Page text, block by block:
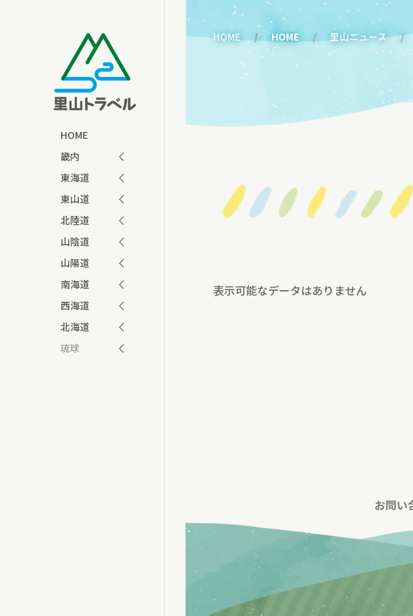
HOME
畿内
東海道
東山道
北陸道
山陰道
山陽道
南海道
西海道
北海道
琉球
HOME HOME 里山ニュース
表示可能なデータはありません
お問い